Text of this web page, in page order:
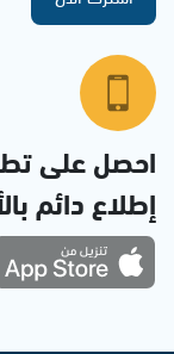
احصل على
إطلاع دائم